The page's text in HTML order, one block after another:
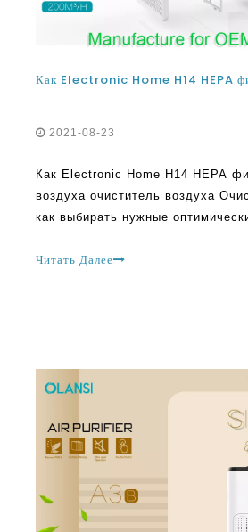
2021-08-23
Как Electronic Home H14 HEPA
воздуха очиститель воздуха
как выбирать нужные
Они часто называют
Читать Далее